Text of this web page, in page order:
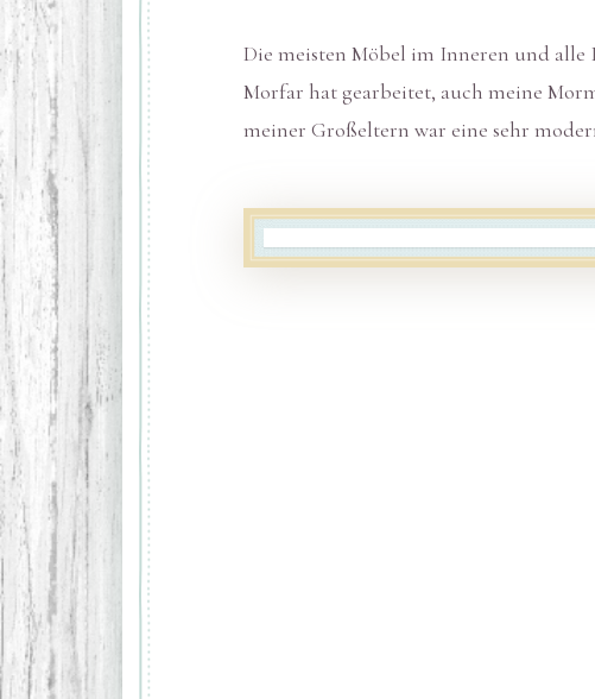
Die meisten Möbel im Inneren und
Morfar hat gearbeitet, auch meine
meiner Großeltern war eine sehr